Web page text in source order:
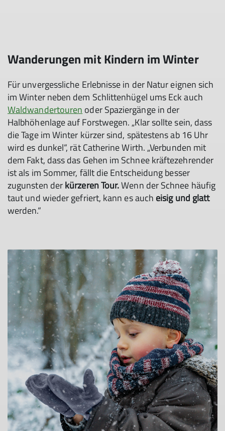
Wanderungen mit Kindern im Winter
Für unvergessliche Erlebnisse in der Natur eignen sich
im Winter neben dem Schlittenhügel ums Eck auch
Waldwandertouren oder Spaziergänge in der
Halbhöhenlage auf Forstwegen. „Klar sollte sein, dass
die Tage im Winter kürzer sind, spätestens ab 16 Uhr
wird es dunkel“, rät Catherine Wirth. „Verbunden mit
dem Fakt, dass das Gehen im Schnee kräftezehrender
ist als im Sommer, fällt die Entscheidung besser
zugunsten derkürzeren Tour.Wenn der Schnee häufig
taut und wieder gefriert, kann es auch eisig und glatt
werden.“